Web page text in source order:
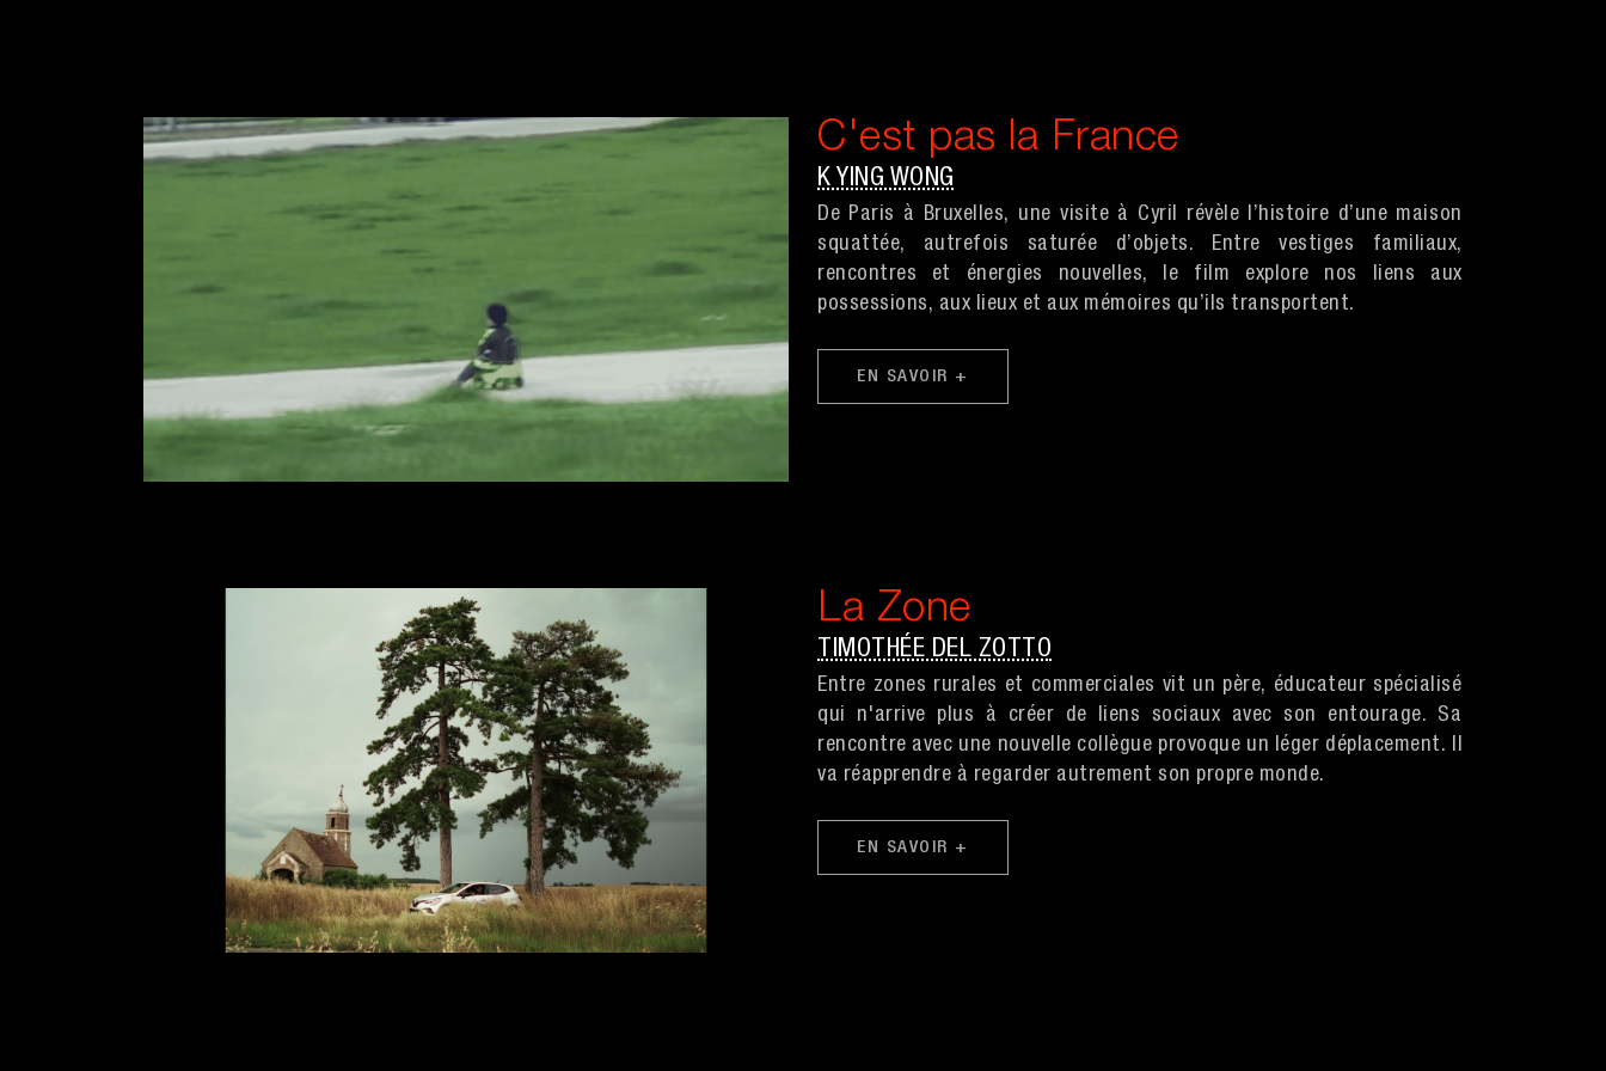
C'est pas la France
K YING WONG
De Paris à Bruxelles, une visite à Cyril révèle l’histoire d’une maison
squattée, autrefois saturée d’objets. Entre vestiges familiaux,
rencontres et énergies nouvelles, le film explore nos liens aux
possessions, aux lieux et aux mémoires qu’ils transportent.
EN SAVOIR +
La Zone
TIMOTHÉE DEL ZOTTO
Entre zones rurales et commerciales vit un père, éducateur spécialisé
qui n'arrive plus à créer de liens sociaux avec son entourage. Sa
rencontre avec une nouvelle collègue provoque un léger déplacement. Il
va réapprendre à regarder autrement son propre monde.
EN SAVOIR +